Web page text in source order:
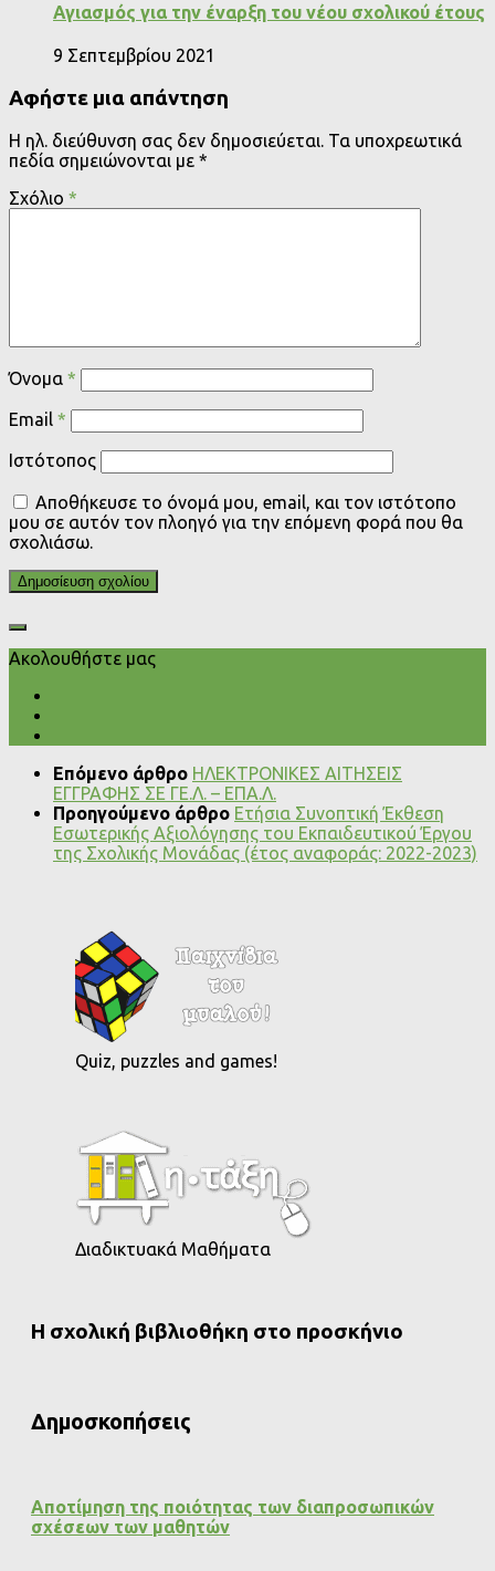
Αγιασμός για την έναρξη του νέου σχολικού έτους
9 Σεπτεμβρίου 2021
Αφήστε μια απάντηση
Η ηλ. διεύθυνση σας δεν δημοσιεύεται. Τα υποχρεωτικά
πεδία σημειώνονται με *
Σχόλιο *
Όνομα *
Email *
Ιστότοπος
Αποθήκευσε το όνομά μου, email, και τον ιστότοπο
μου σε αυτόν τον πλοηγό για την επόμενη φορά που θα
σχολιάσω.
Ακολουθήστε μας
Επόμενο άρθρο ΗΛΕΚΤΡΟΝΙΚΕΣ ΑΙΤΗΣΕΙΣ
ΕΓΓΡΑΦΗΣ ΣΕ ΓΕ.Λ. – ΕΠΑ.Λ.
Προηγούμενο άρθρο Ετήσια Συνοπτική Έκθεση
Εσωτερικής Αξιολόγησης του Εκπαιδευτικού Έργου
της Σχολικής Μονάδας (έτος αναφοράς: 2022-2023)
Quiz, puzzles and games!
Διαδικτυακά Μαθήματα
Η σχολική βιβλιοθήκη στο προσκήνιο
Δημοσκοπήσεις
Αποτίμηση της ποιότητας των διαπροσωπικών
σχέσεων των μαθητών